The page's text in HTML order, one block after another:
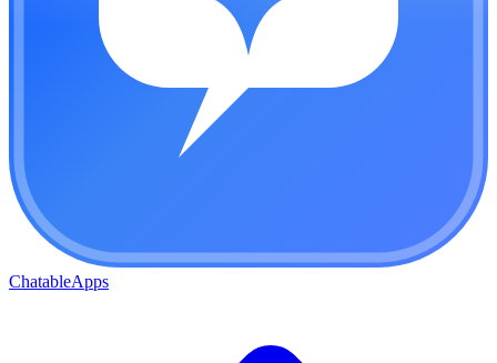
ChatableApps